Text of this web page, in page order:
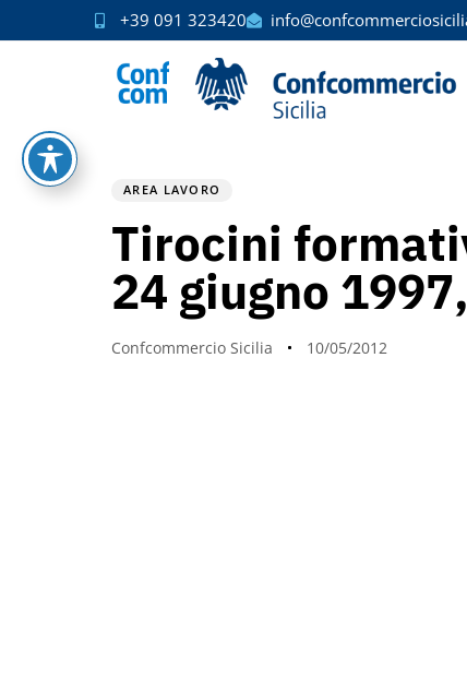
+39 091 323420
AREA LAVORO
Tirocini
24 giugno
Confcommercio Sicilia 10/05/2012